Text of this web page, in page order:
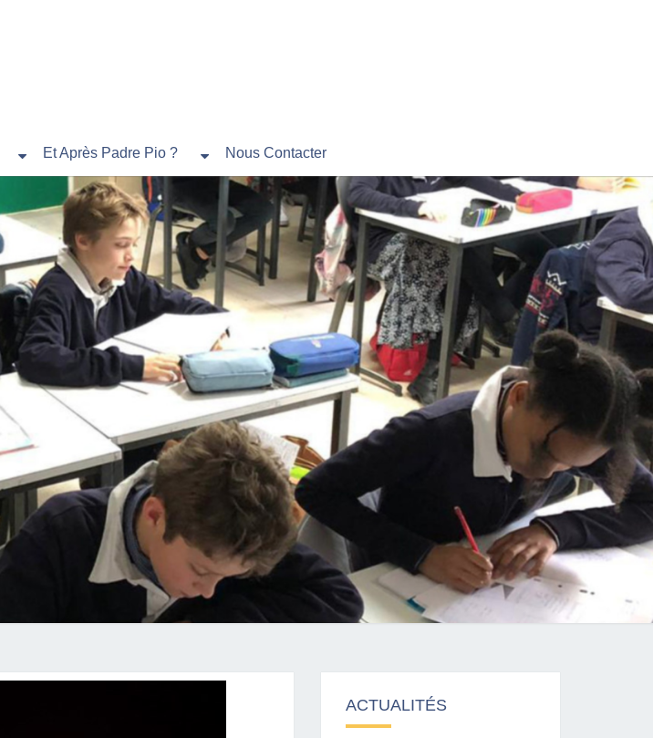
Et Après Padre Pio ? Nous Contacter
ACTUALITÉS